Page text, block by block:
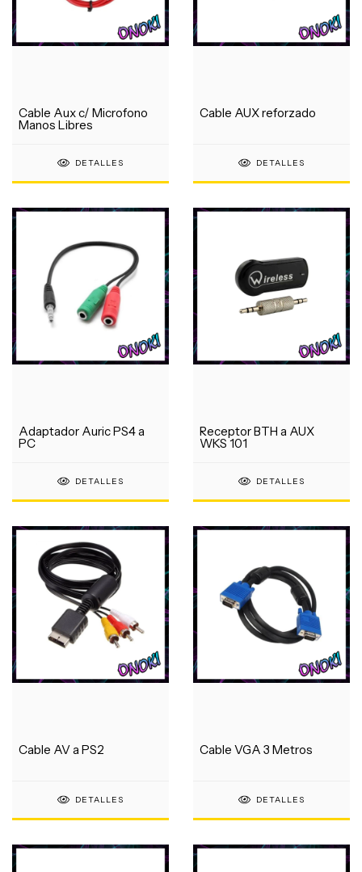
Cable Aux c/ Microfono
Manos Libres
DETALLES
Cable AUX reforzado
DETALLES
Adaptador Auric PS4 a
PC
DETALLES
Receptor BTH a AUX
WKS 101
DETALLES
Cable AV a PS2
DETALLES
Cable VGA 3 Metros
DETALLES